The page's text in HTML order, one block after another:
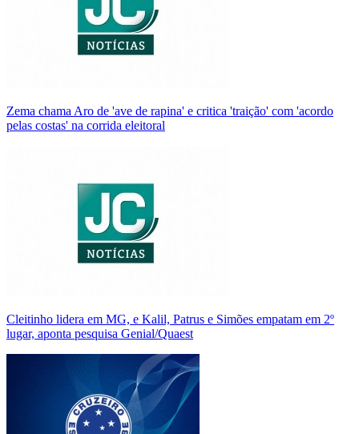
Zema chama Aro de 'ave de rapina' e critica 'traição' com 'acordo
pelas costas' na corrida eleitoral
Cleitinho lidera em MG, e Kalil, Patrus e Simões empatam em 2º
lugar, aponta pesquisa Genial/Quaest